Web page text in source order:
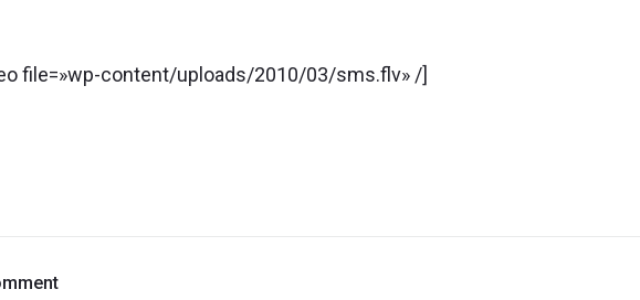
file=»wp-content/uploads/2010/03/sms.flv» /]
on